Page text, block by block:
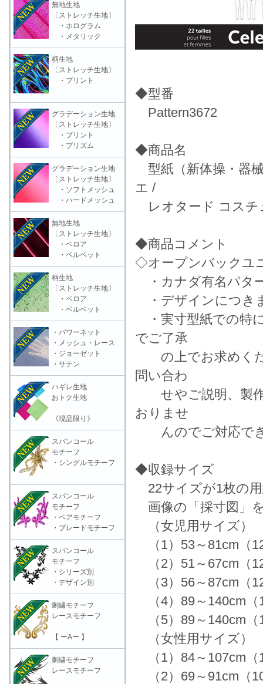
◆型番
Pattern3672
◆商品名
型紙（新体操・器
エ /
レオタード コスチ
◆商品コメント
◇オープンバックユ
・カナダ有名パタ
・デザインにつき
・実寸型紙での特
でご了承
の上でお求めくだ
問い合わ
せやご説明、製作
おりませ
んのでご対応でき
◆収録サイズ
22サイズが1枚の
画像の「採寸図」
（女児用サイズ）
（1）53～81cm（
（2）51～67cm（
（3）56～87cm（
（4）89～140cm（
（5）89～140cm（
（女性用サイズ）
（1）84～107cm（
（2）69～91cm（
無地生地
〔ストレッチ生地〕
・ホログラム
・メタリック
柄生地
〔ストレッチ生地〕
・プリント
グラデーション生地
〔ストレッチ生地〕
・プリント
・プリズム
グラデーション生地
〔ストレッチ生地〕
・ソフトメッシュ
・ハードメッシュ
無地生地
〔ストレッチ生地〕
・ベロア
・ベルベット
柄生地
〔ストレッチ生地〕
・ベロア
・ベルベット
・パワーネット
・メッシュ・レース
・ジョーゼット
・サテン
ハギレ生地
おトク生地
《現品限り》
スパンコール
モチーフ
・シングルモチーフ
スパンコール
モチーフ
・ペアモチーフ
・ブレードモチーフ
スパンコール
モチーフ
・シリーズ別
・デザイン別
刺繍モチーフ
レースモチーフ
【 ーAー 】
刺繍モチーフ
レースモチーフ